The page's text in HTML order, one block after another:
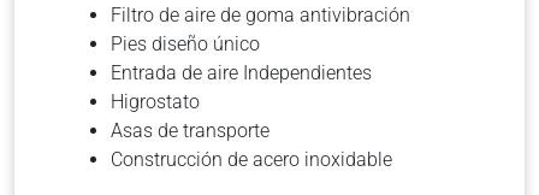
Filtro de aire de goma antivibración
Pies diseño único
Entrada de aire Independientes
Higrostato
Asas de transporte
Construcción de acero inoxidable